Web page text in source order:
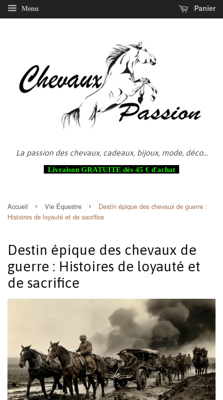
Menu Panier
La passion des chevaux, cadeaux, bijoux, mode, déco...
Livraison GRATUITE dès 45 € d'achat
Accueil › Vie Équestre ›
Destin épique des chevaux de guerre :
Histoires de loyauté et de sacrifice
Destin épique des chevaux de
guerre : Histoires de loyauté et
de sacrifice